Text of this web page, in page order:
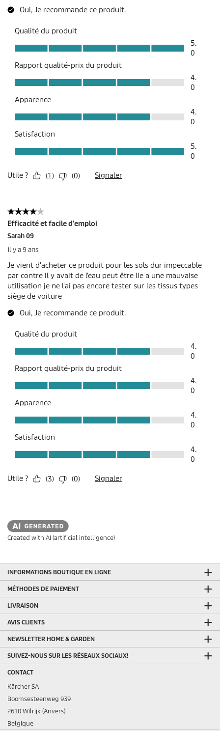
Created with AI (artificial intelligence)
INFORMATIONS BOUTIQUE EN LIGNE
MÉTHODES DE PAIEMENT
LIVRAISON
AVIS CLIENTS
NEWSLETTER HOME & GARDEN
SUIVEZ-NOUS SUR LES RÉSEAUX SOCIAUX!
CONTACT
Kärcher SA
Boomsesteenweg 939
2610 Wilrijk (Anvers)
Belgique